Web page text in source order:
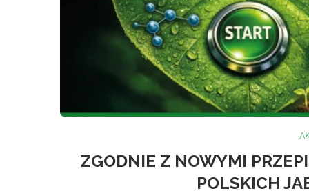
ZGODNIE Z NOWYMI
POLSKICH